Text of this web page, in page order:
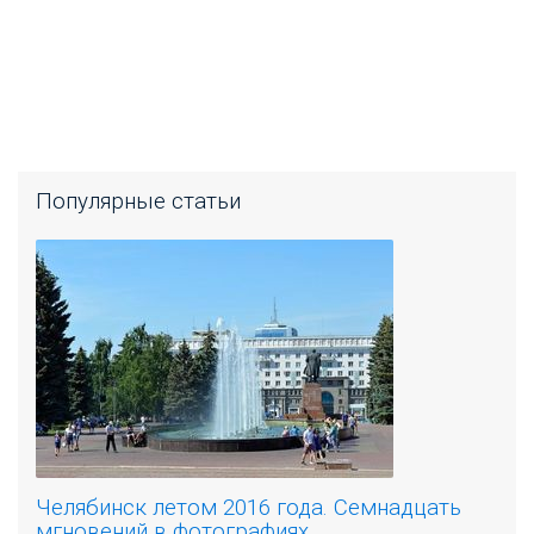
Популярные статьи
Челябинск летом 2016 года. Семнадцать